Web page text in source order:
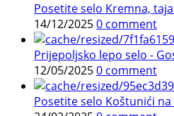
Posetite selo Kremna,
14/12/20250 comment
Prijepoljsko lepo selo -
12/05/20250 comment
Posetite selo Koštunići